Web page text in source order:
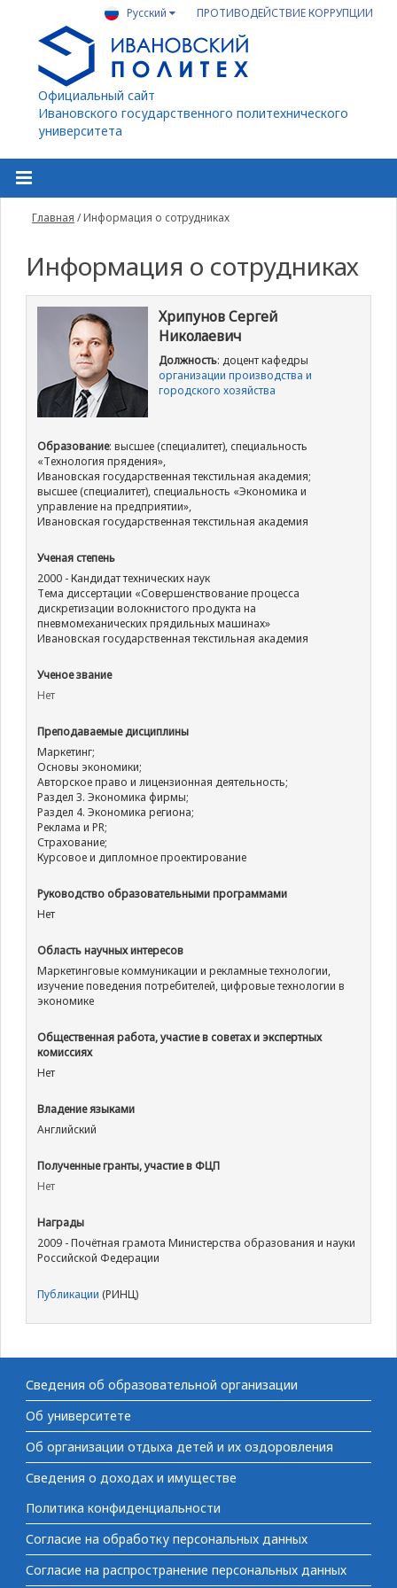
ПРОТИВОДЕЙСТВИЕ КОРРУПЦИИ
Русский
Официальный сайт
Ивановского государственного политехнического
университета
Главная /Информация о сотрудниках
Информация о сотрудниках
Хрипунов Сергей
Николаевич
Должность: доцент кафедры
организации производства и
городского хозяйства
Образование: высшее (специалитет), специальность
«Технология прядения»,
Ивановская государственная текстильная академия;
высшее (специалитет), специальность «Экономика и
управление на предприятии»,
Ивановская государственная текстильная академия
Ученая степень
2000 - Кандидат технических наук
Тема диссертации «Совершенствование процесса
дискретизации волокнистого продукта на
пневмомеханических прядильных машинах»
Ивановская государственная текстильная академия
Ученое звание
Нет
Преподаваемые дисциплины
Маркетинг;
Основы экономики;
Авторское право и лицензионная деятельность;
Раздел 3. Экономика фирмы;
Раздел 4. Экономика региона;
Реклама и PR;
Страхование;
Курсовое и дипломное проектирование
Руководство образовательными программами
Нет
Область научных интересов
Маркетинговые коммуникации и рекламные технологии,
изучение поведения потребителей, цифровые технологии в
экономике
Общественная работа, участие в советах и экспертных
комиссиях
Нет
Владение языками
Английский
Полученные гранты, участие в ФЦП
Нет
Награды
2009 - Почётная грамота Министерства образования и науки
Российской Федерации
Публикации (РИНЦ)
Сведения об образовательной организации
Об университете
Об организации отдыха детей и их оздоровления
Сведения о доходах и имуществе
Политика конфиденциальности
Согласие на обработку персональных данных
Согласие на распространение персональных данных